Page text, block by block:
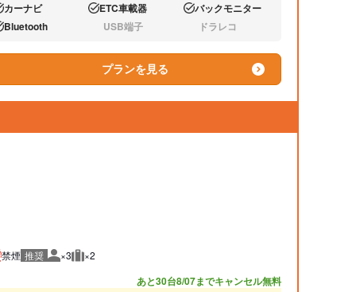
:
カーナビ あり:ETC車載器 あり:バックモニター
:
Bluetooth なし:USB端子 なし:ドラレコ
プランを見る
禁煙 推奨 推奨人数
×3 推奨荷物
×2
あと30台8/07までキャンセル無料